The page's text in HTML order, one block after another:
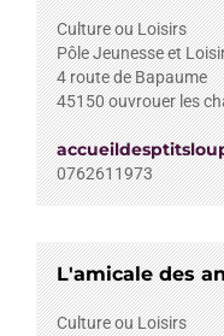
Culture ou Loisirs
Pôle Jeunesse et
4 route de Bapaume
45150ouvrouer les
0762611973
L'amicale des
Culture ou Loisirs